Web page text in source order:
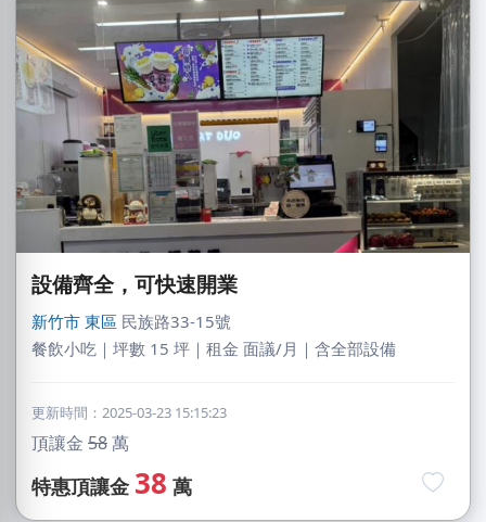
設備齊全，可快速開業
新竹市 東區 民族路33-15號
餐飲小吃｜坪數 15 坪｜租金 面議/月｜含全部設備
更新時間：2025-03-23 15:15:23
頂讓金 58萬
特惠頂讓金 38 萬